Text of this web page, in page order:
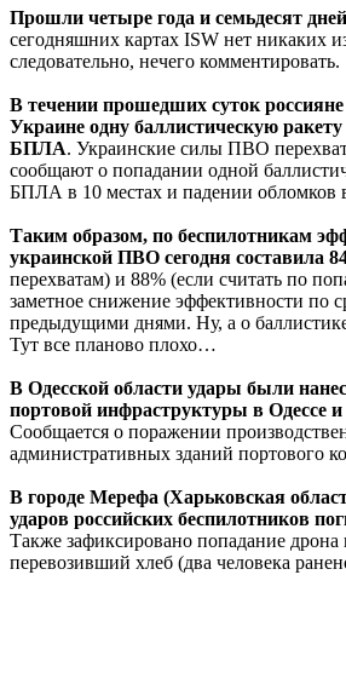
Прошли четыре года и семьдесят
сегодняшних картах ISW нет никаких
следовательно, нечего комментировать.
В течении прошедших суток
Украине одну баллистическую
БПЛА. Украинские силы ПВО
сообщают о попадании одной
БПЛА в 10 местах и падении обломков
Таким образом, по беспилотникам
украинской ПВО сегодня составила
перехватам) и 88% (если считать по
заметное снижение эффективности по
предыдущими днями. Ну, а о
Тут все планово плохо…
В Одесской области удары были
портовой инфраструктуры в Одессе
Сообщается о поражении
административных зданий портового
В городе Мерефа (Харьковская
ударов российских беспилотников
Также зафиксировано попадание дрона
перевозивший хлеб (два человека